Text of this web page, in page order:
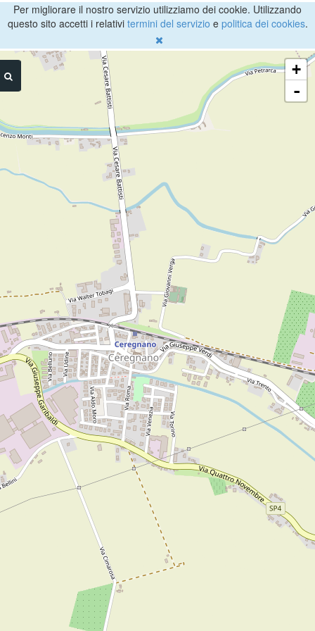
Per migliorare il nostro servizio utilizziamo dei cookie. Utilizzando
questo sito accetti i relativi termini del servizio e politica dei cookies.
+
-